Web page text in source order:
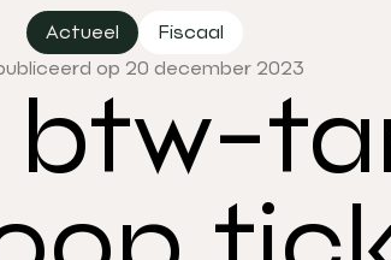
Actueel
Fiscaal
op 20 december 2023
btw-